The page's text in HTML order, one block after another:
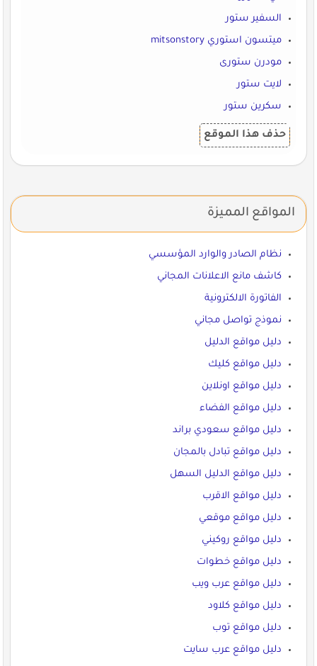
السفير ستور
ميتسون استوري mitsonstory
مودرن ستورى
لايت ستور
سكرين ستور
حذف هذا الموقع
المواقع المميزة
نظام الصادر والوارد المؤسسي
كاشف مانع الاعلانات المجاني
الفاتورة الالكترونية
نموذج تواصل مجاني
دليل مواقع الدليل
دليل مواقع كليك
دليل مواقع اونلاين
دليل مواقع الفضاء
دليل مواقع سعودي براند
دليل مواقع تبادل بالمجان
دليل مواقع الدليل السهل
دليل مواقع الاقرب
دليل مواقع موقعي
دليل مواقع روكيني
دليل مواقع خطوات
دليل مواقع عرب ويب
دليل مواقع كلاود
دليل مواقع توب
دليل مواقع عرب سايت